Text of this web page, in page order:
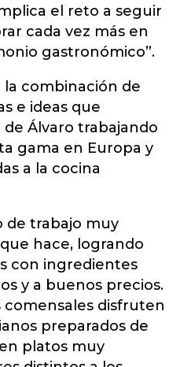
el reto a seguir
cada vez más en
gastronómico”.
la combinación de
e ideas que
Álvaro trabajando
gama en Europa y
a la cocina
de trabajo muy
hace, logrando
con ingredientes
y a buenos precios.
comensales disfruten
preparados de
platos muy